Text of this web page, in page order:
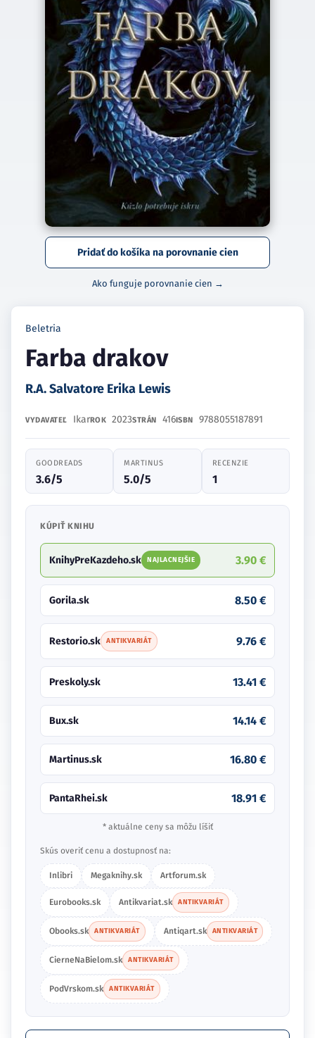
Pridať do košíka na porovnanie cien
Ako funguje porovnanie cien →
Beletria
Farba drakov
R.A. Salvatore Erika Lewis
VYDAVATEĽ IkarROK 2023STRÁN 416ISBN 9788055187891
GOODREADS
3.6/5
MARTINUS
5.0/5
RECENZIE
1
KÚPIŤ KNIHU
KnihyPreKazdeho.sk NAJLACNEJŠIE 3.90 €
Gorila.sk 8.50 €
Restorio.sk ANTIKVARIÁT 9.76 €
Preskoly.sk 13.41 €
Bux.sk 14.14 €
Martinus.sk 16.80 €
PantaRhei.sk 18.91 €
* aktuálne ceny sa môžu líšiť
Skús overiť cenu a dostupnosť na:
Inlibri Megaknihy.sk Artforum.sk
Eurobooks.sk Antikvariat.sk ANTIKVARIÁT
Obooks.sk ANTIKVARIÁT Antiqart.sk ANTIKVARIÁT
CierneNaBielom.sk ANTIKVARIÁT
PodVrskom.sk ANTIKVARIÁT